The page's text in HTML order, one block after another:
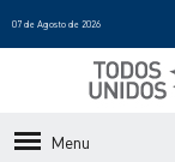
07 de Agosto de 2026
Menu